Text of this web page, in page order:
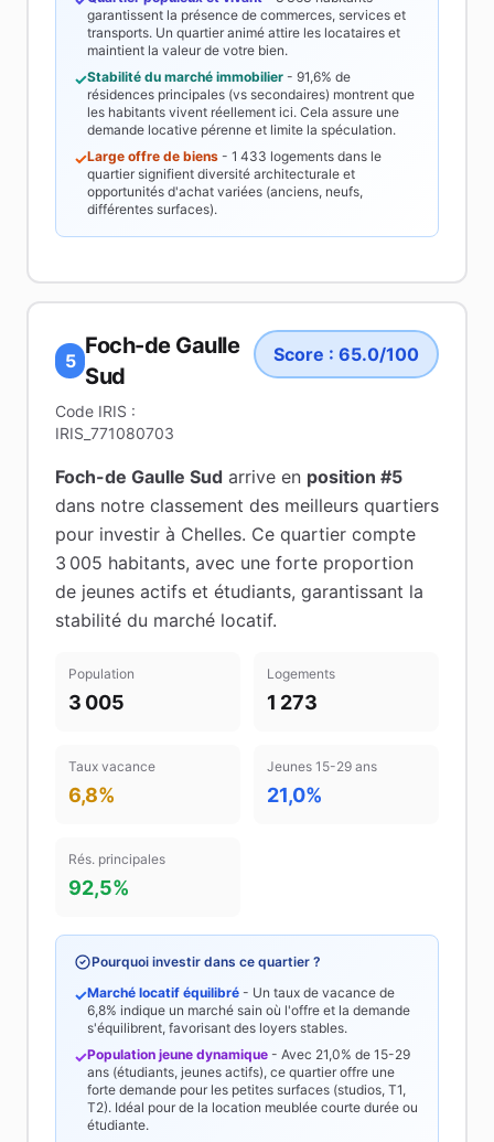
garantissent la présence de commerces, services et
transports. Un quartier animé attire les locataires et
maintient la valeur de votre bien.
✓Stabilité du marché immobilier - 91,6% de
résidences principales (vs secondaires) montrent que
les habitants vivent réellement ici. Cela assure une
demande locative pérenne et limite la spéculation.
✓Large offre de biens - 1 433 logements dans le
quartier signifient diversité architecturale et
opportunités d'achat variées (anciens, neufs,
différentes surfaces).
5
Foch-de Gaulle
Sud
Code IRIS :
IRIS_771080703
Score : 65.0/100
Foch-de Gaulle Sud arrive en position #5
dans notre classement des meilleurs quartiers
pour investir à Chelles. Ce quartier compte
3 005 habitants, avec une forte proportion
de jeunes actifs et étudiants, garantissant la
stabilité du marché locatif.
Population
3 005
Logements
1 273
Taux vacance
6,8%
Jeunes 15-29 ans
21,0%
Rés. principales
92,5%
Pourquoi investir dans ce quartier ?
✓Marché locatif équilibré - Un taux de vacance de
6,8% indique un marché sain où l'offre et la demande
s'équilibrent, favorisant des loyers stables.
✓Population jeune dynamique - Avec 21,0% de 15-29
ans (étudiants, jeunes actifs), ce quartier offre une
forte demande pour les petites surfaces (studios, T1,
T2). Idéal pour de la location meublée courte durée ou
étudiante.